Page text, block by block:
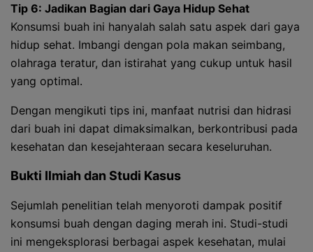
Tip 6: Jadikan Bagian dari Gaya Hidup Sehat
Konsumsi buah ini hanyalah salah satu aspek dari gaya
hidup sehat. Imbangi dengan pola makan seimbang,
olahraga teratur, dan istirahat yang cukup untuk hasil
yang optimal.
Dengan mengikuti tips ini, manfaat nutrisi dan hidrasi
dari buah ini dapat dimaksimalkan, berkontribusi pada
kesehatan dan kesejahteraan secara keseluruhan.
Bukti Ilmiah dan Studi Kasus
Sejumlah penelitian telah menyoroti dampak positif
konsumsi buah dengan daging merah ini. Studi-studi
ini mengeksplorasi berbagai aspek kesehatan, mulai